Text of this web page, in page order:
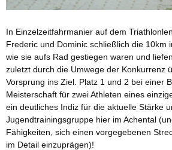
In Einzelzeitfahrmanier auf dem
Frederic und Dominic schließlich die 10km
wie sie aufs Rad gestiegen waren und
zuletzt durch die Umwege der Konkurrenz
Vorsprung ins Ziel. Platz 1 und 2 bei einer
Meisterschaft für zwei Athleten eines
ein deutliches Indiz für die aktuelle Stärke
Jugendtrainingsgruppe hier im Achental
Fähigkeiten, sich einen vorgegebenen
im Detail einzuprägen)!